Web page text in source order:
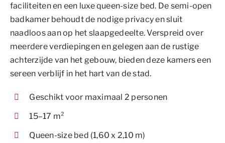
faciliteiten en een luxe queen-size bed. De semi-open
badkamer behoudt de nodige privacy en sluit
naadloos aan op het slaapgedeelte. Verspreid over
meerdere verdiepingen en gelegen aan de rustige
achterzijde van het gebouw, bieden deze kamers een
sereen verblijf in het hart van de stad.
Geschikt voor maximaal 2 personen
15–17 m²
Queen-size bed (1,60 x 2,10 m)